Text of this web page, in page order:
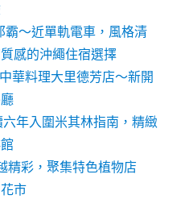
～近單軌電車，風格清
感的沖繩住宿選擇
華料理大里德芳店～新開
年入圍米其林指南，精緻
精彩，聚集特色植物店
市